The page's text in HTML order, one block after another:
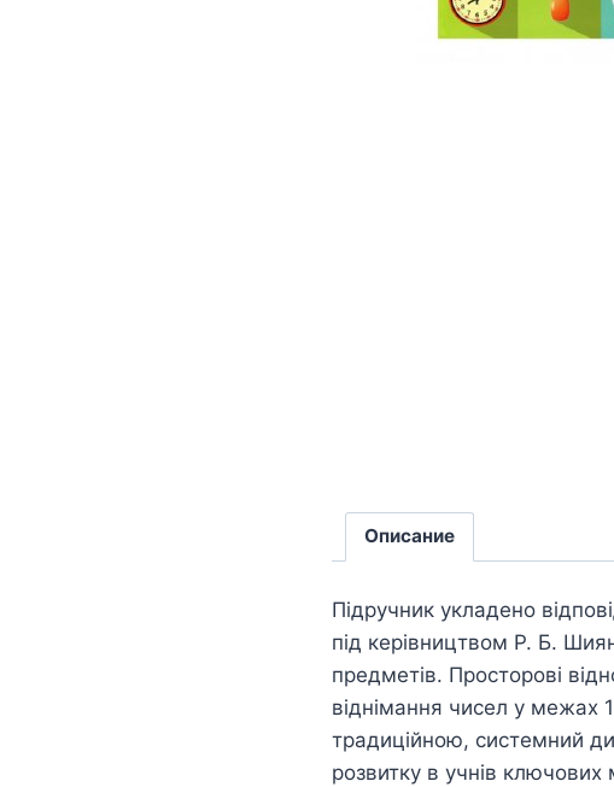
Описание
Підручник укладено
під керівництвом Р. Б.
предметів. Просторові
віднімання чисел у межах
традиційною, системний
розвитку в учнів